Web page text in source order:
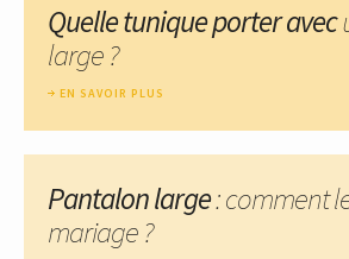
Quelle tunique porter avec
large ?
EN SAVOIR PLUS
Pantalon large: comment
mariage ?